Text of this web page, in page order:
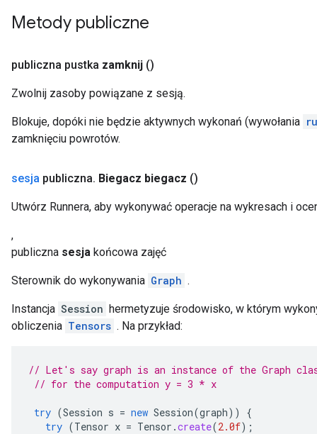
Metody publiczne
publiczna pustka zamknij ()
Zwolnij zasoby powiązane z sesją.
Blokuje, dopóki nie będzie aktywnych wykonań (wywołania
zamknięciu powrotów.
sesja publiczna. Biegacz biegacz ()
Utwórz Runnera, aby wykonywać operacje na wykresach i
,
publiczna sesja końcowa zajęć
Sterownik do wykonywania Graph .
Instancja Session hermetyzuje środowisko, w którym
obliczenia Tensors . Na przykład:
// Let's say graph is an instance of the Graph
// for the computation y = 3 * x
try (Session s = new Session(graph))
{
try (Tensor x = Tensor .create(2.0f);